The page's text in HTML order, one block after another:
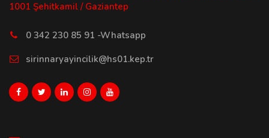
1001 Şehitkamil / Gaziantep
0 342 230 85 91 -Whatsapp
sirinnaryayincilik@hs01.kep.tr